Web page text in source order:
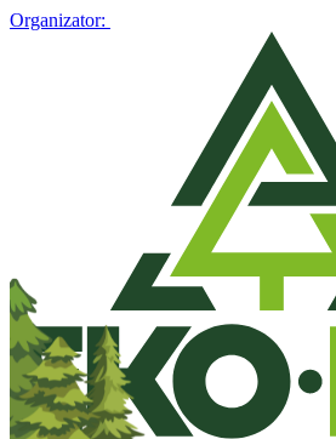
Organizator: